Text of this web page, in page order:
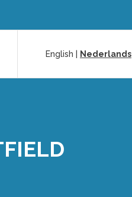
English
Nederlands